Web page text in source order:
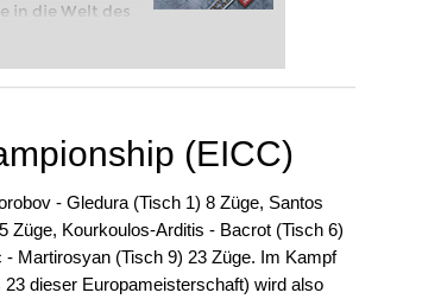
in die Welt des
spielen: Mit
(EICC)
- Gledura (Tisch 1) 8 Züge, Santos
Züge, Kourkoulos-Arditis - Bacrot (Tisch 6)
Martirosyan (Tisch 9) 23 Züge. Im Kampf
dieser Europameisterschaft) wird also